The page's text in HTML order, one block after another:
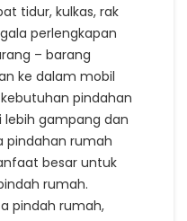
tidur, kulkas, rak
perlengkapan
– barang
ke dalam mobil
pindahan
gampang dan
pindahan rumah
besar untuk
rumah.
pindah rumah,